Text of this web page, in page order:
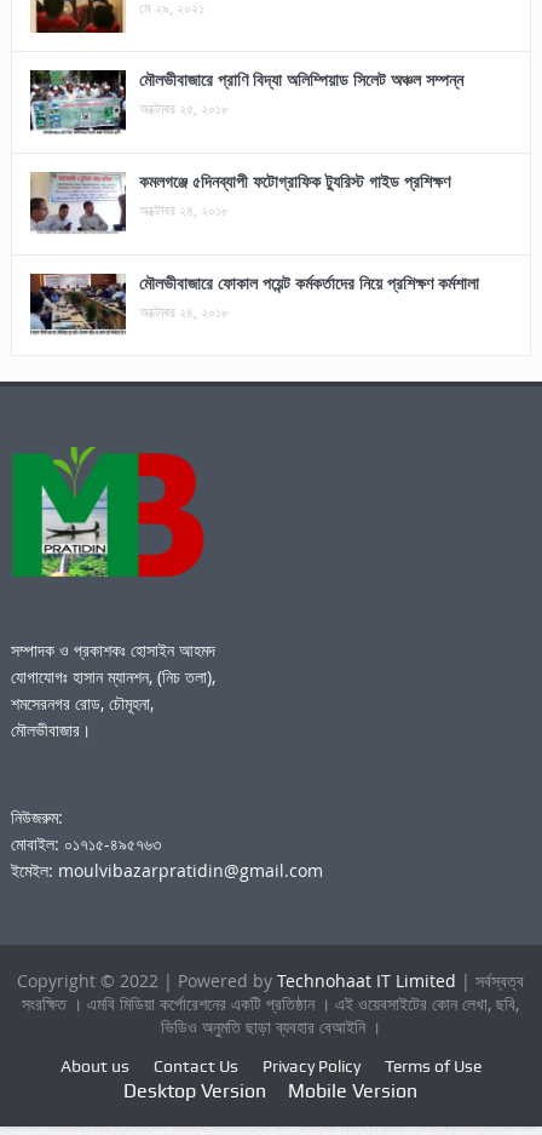
মে ২৯, ২০২১
মৌলভীবাজারে প্রাণি বিদ্যা অলিম্পিয়াড সিলেট অঞ্চল সম্পন্ন
অক্টোবর ২৫, ২০১৮
কমলগঞ্জে ৫দিনব্যাপী ফটোগ্রাফিক ট্যুরিস্ট গাইড প্রশিক্ষণ
অক্টোবর ২৪, ২০১৮
মৌলভীবাজারে ফোকাল পয়েন্ট কর্মকর্তাদের নিয়ে প্রশিক্ষণ কর্মশালা
অক্টোবর ২৪, ২০১৮
সম্পাদক ও প্রকাশকঃ হোসাইন আহমদ
যোগাযোগঃ হাসান ম্যানশন, (নিচ তলা),
শমসেরনগর রোড, চৌমূহনা,
মৌলভীবাজার।
নিউজরুম:
মোবাইল: ০১৭১৫-৪৯৫৭৬৩
ইমেইল: moulvibazarpratidin@gmail.com
Copyright © 2022 | Powered byTechnohaat IT Limited | সর্বস্বত্ব
সংরক্ষিত । এমবি মিডিয়া কর্পোরেশনের একটি প্রতিষ্ঠান । এই ওয়েবসাইটের কোন লেখা, ছবি,
ভিডিও অনুমতি ছাড়া ব্যবহার বেআইনি ।
About us Contact Us Privacy Policy Terms of Use
Desktop Version Mobile Version